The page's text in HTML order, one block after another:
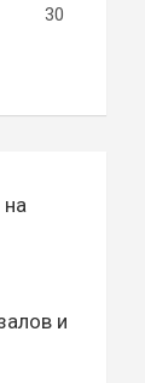
30
на
и